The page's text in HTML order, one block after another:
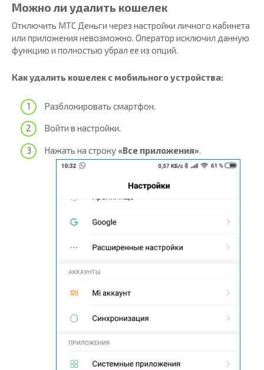
Можно ли удалить кошелек
Отключить МТС Деньги через настройки личного кабинета
или приложения невозможно. Оператор исключил данную
функцию и полностью убрал ее из опций.
Как удалить кошелек с мобильного устройства:
Разблокировать смартфон.
Войти в настройки.
Нажать на строку «Все приложения»